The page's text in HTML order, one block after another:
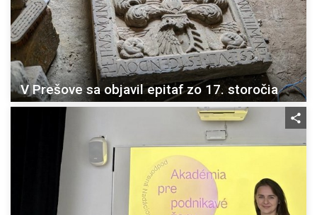
V Prešove sa objavil epitaf zo 17. storočia